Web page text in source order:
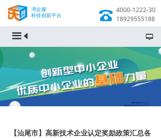
4000-1222-30
18929555188
湾企服
科技创新平台
넡
끀
【汕尾市】高新技术企业认定奖励政策汇总各